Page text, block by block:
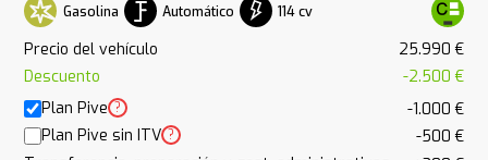
Gasolina Automático 114 cv
Precio del vehículo
25.990 €
Descuento
-2.500 €
Plan Pive ?
-1.000 €
Plan Pive sin ITV ?
-500 €